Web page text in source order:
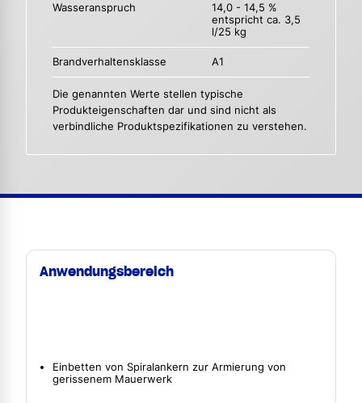
Wasseranspruch
14,0 - 14,5 %
entspricht ca. 3,5
l/25 kg
Brandverhaltensklasse A1
Die genannten Werte stellen typische
Produkteigenschaften dar und sind nicht als
verbindliche Produktspezifikationen zu verstehen.
Anwendungsbereich
Einbetten von Spiralankern zur Armierung von
gerissenem Mauerwerk